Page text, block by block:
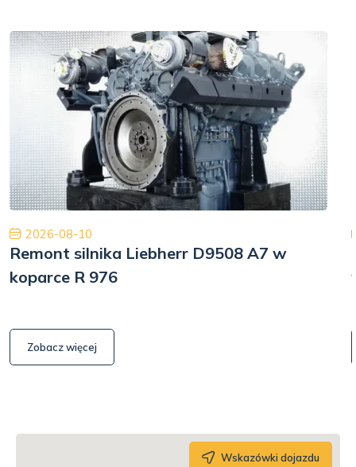
2026-08-10
Remont silnika Liebherr D9508 A7 w
koparce R 976
Zobacz więcej
Wskazówki dojazdu